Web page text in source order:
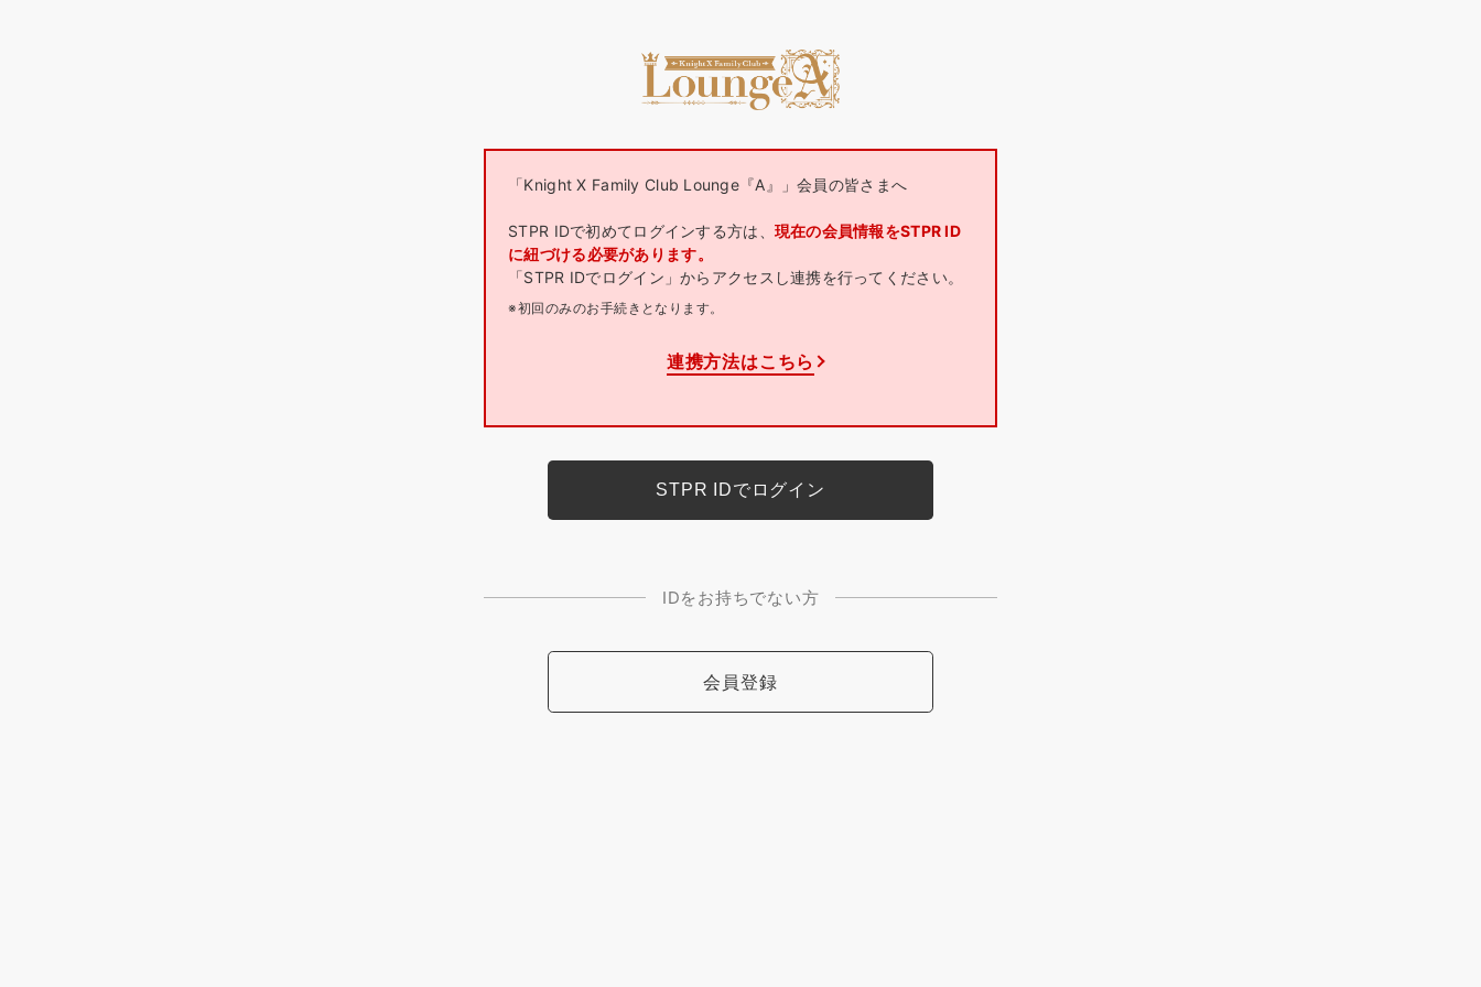
「Knight X Family Club Lounge『A』」会員の皆さまへ
STPR IDで初めてログインする方は、 現在の会員情報をSTPR ID
に紐づける必要があります。
「STPR IDでログイン」からアクセスし連携を行ってください。
※初回のみのお手続きとなります。
連携方法はこちら
IDをお持ちでない方
会員登録